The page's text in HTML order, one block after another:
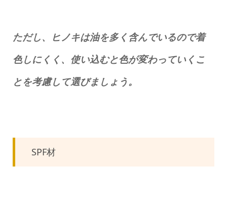
ただし、ヒノキは油を多く含んでいるので着
色しにくく、使い込むと色が変わっていくこ
とを考慮して選びましょう。
SPF材